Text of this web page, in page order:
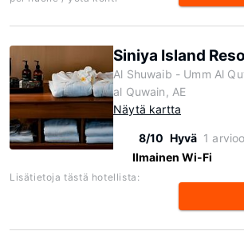
Siniya Island
Al Shuwaib - Umm Al
al Quwain, AE
Näytä kartta
8/10 Hyvä 1
Ilmainen Wi-Fi
Lisätietoja tästä hotellista: